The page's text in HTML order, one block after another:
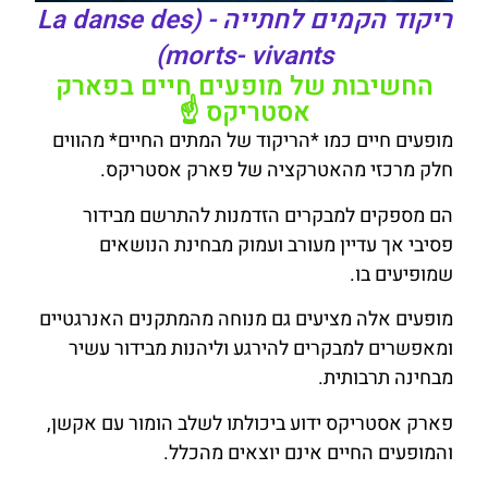
ריקוד הקמים לחתייה - (La danse des
morts- vivants)
החשיבות של מופעים חיים בפארק
אסטריקס ☝️
מופעים חיים כמו *הריקוד של המתים החיים* מהווים
חלק מרכזי מהאטרקציה של פארק אסטריקס.
הם מספקים למבקרים הזדמנות להתרשם מבידור
פסיבי אך עדיין מעורב ועמוק מבחינת הנושאים
שמופיעים בו.
מופעים אלה מציעים גם מנוחה מהמתקנים האנרגטיים
ומאפשרים למבקרים להירגע וליהנות מבידור עשיר
מבחינה תרבותית.
פארק אסטריקס ידוע ביכולתו לשלב הומור עם אקשן,
והמופעים החיים אינם יוצאים מהכלל.